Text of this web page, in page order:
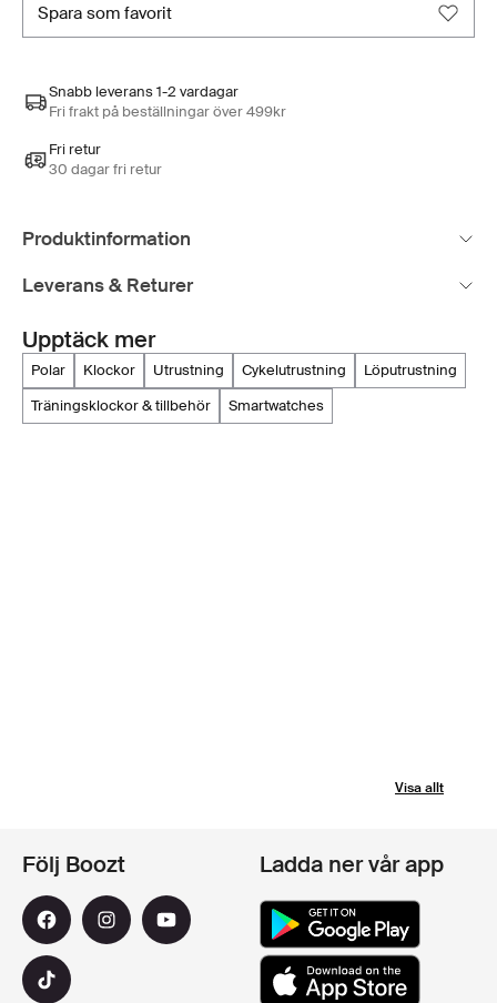
spara som favorit
Snabb leverans 1-2 vardagar
Fri frakt på beställningar över 499kr
Fri retur
30 dagar fri retur
Produktinformation
Leverans & Returer
Upptäck mer
polar klockor utrustning cykelutrustning
löputrustning
träningsklockor & tillbehör
smartwatches
Visa allt
Följ Boozt Ladda ner vår app